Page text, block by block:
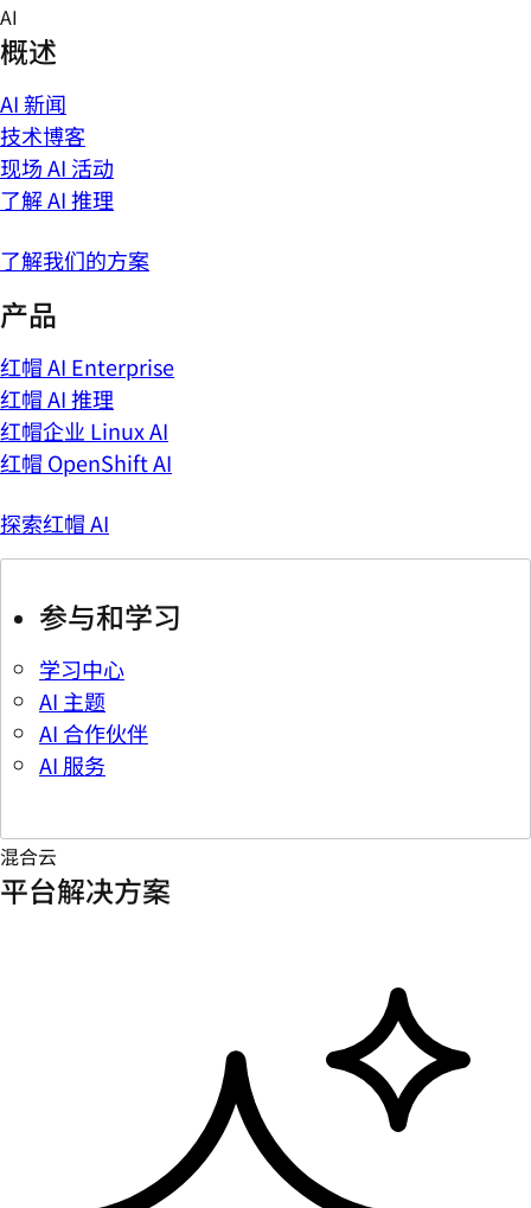
Skip
to
content
AI
概述
AI 新闻
技术博客
现场 AI 活动
了解 AI 推理
了解我们的方案
产品
红帽 AI Enterprise
红帽 AI 推理
红帽企业 Linux AI
红帽 OpenShift AI
探索红帽 AI
参与和学习
学习中心
AI 主题
AI 合作伙伴
AI 服务
混合云
平台解决方案